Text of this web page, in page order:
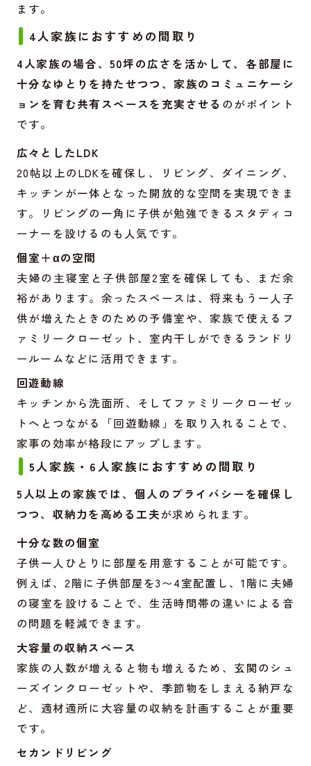
ます。
4人家族におすすめの間取り
4人家族の場合、50坪の広さを活かして、各部屋に
十分なゆとりを持たせつつ、家族のコミュニケーシ
ョンを育む共有スペースを充実させる のがポイント
です。
広々としたLDK
20帖以上のLDKを確保し、リビング、ダイニング、
キッチンが一体となった開放的な空間を実現できま
す。リビングの一角に子供が勉強できるスタディコ
ーナーを設けるのも人気です。
個室＋αの空間
夫婦の主寝室と子供部屋2室を確保しても、まだ余
裕があります。余ったスペースは、将来もう一人子
供が増えたときのための予備室や、家族で使えるフ
ァミリークローゼット、室内干しができるランドリ
ールームなどに活用できます。
回遊動線
キッチンから洗面所、そしてファミリークローゼッ
トへとつながる「回遊動線」を取り入れることで、
家事の効率が格段にアップします。
5人家族・6人家族におすすめの間取り
5人以上の家族では、個人のプライバシーを確保し
つつ、収納力を高める工夫が求められます。
十分な数の個室
子供一人ひとりに部屋を用意することが可能です。
例えば、2階に子供部屋を3〜4室配置し、1階に夫婦
の寝室を設けることで、生活時間帯の違いによる音
の問題を軽減できます。
大容量の収納スペース
家族の人数が増えると物も増えるため、玄関のシュ
ーズインクローゼットや、季節物をしまえる納戸な
ど、適材適所に大容量の収納を計画することが重要
です。
セカンドリビング